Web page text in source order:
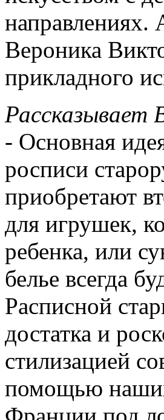
направлениях.
Вероника
прикладного
Рассказывает
- Основная
росписи
приобретают
для игрушек,
ребенка, или
белье всегда
Расписной
достатка и
стилизацией
помощью